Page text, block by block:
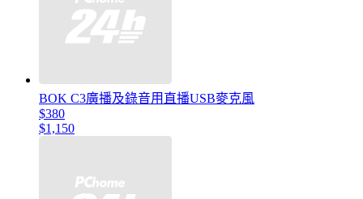
BOK C3廣播及錄音用直播USB麥克風
$380
$1,150